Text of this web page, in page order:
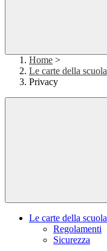
Home >
Le carte della scuola
Privacy
Le carte della scuola
Regolamenti
Sicurezza